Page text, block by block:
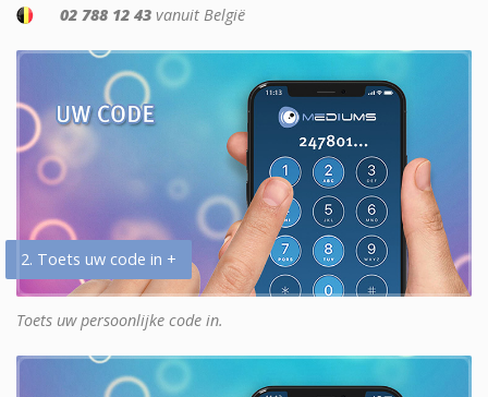
02 788 12 43 vanuit België
2. Toets uw code in +
Toets uw persoonlijke code in.